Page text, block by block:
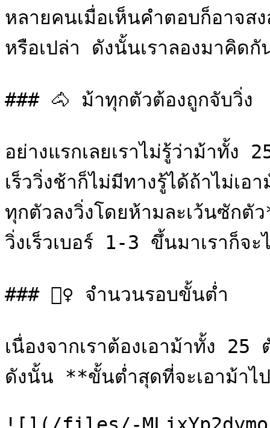
หลายคนเมื่อเห็นคำตอบก็อาจ
หรือเปล่า ดังนั้นเราลองมาคิด
### 🐴 ม้าทุกตัวต้องถูกจับวิ่ง
อย่างแรกเลยเราไม่รู้ว่าม้าทั้ง
เร็ววิ่งช้าก็ไม่มีทางรู้ได้ถ้าไม่เ
ทุกตัวลงวิ่งโดยห้ามละเว้นซักตั
วิ่งเร็วเบอร์ 1-3 ขึ้นมาเราก็จ
### 🦸‍♀️ จำนวนรอบขั้นต่ำ
เนื่องจากเราต้องเอาม้าทั้ง
ดังนั้น **ขั้นต่ำสุดที่จะเอาม้า